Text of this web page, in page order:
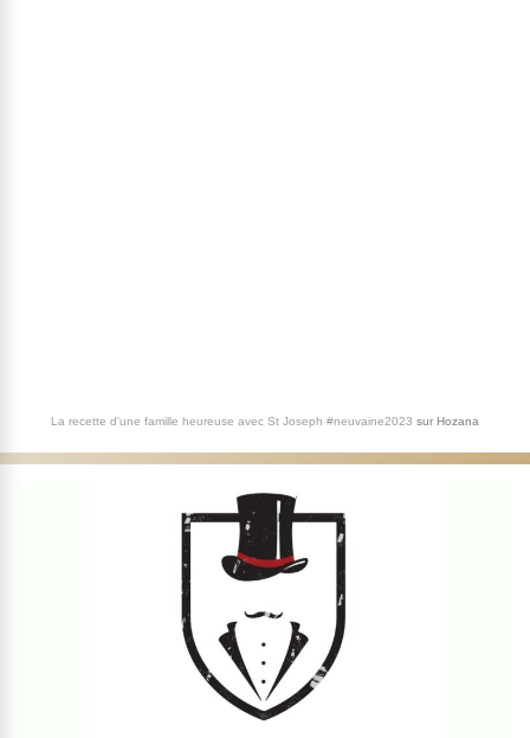
La recette d'une famille heureuse avec St Joseph #neuvaine2023 sur Hozana